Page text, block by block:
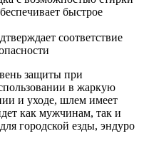
быстрое
соответствие
защиты при
в жаркую
и уходе, шлем имеет
как мужчинам, так и
городской езды, эндуро